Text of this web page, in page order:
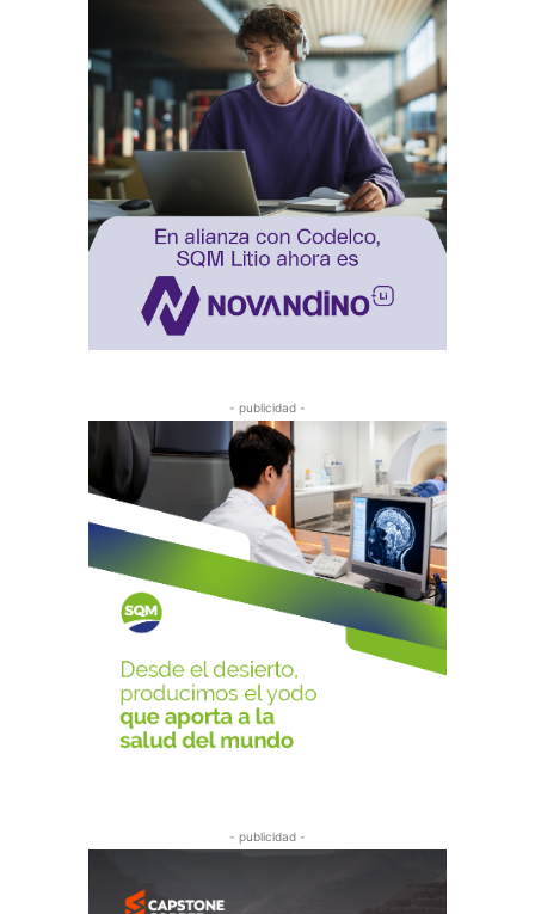
- publicidad -
- publicidad -